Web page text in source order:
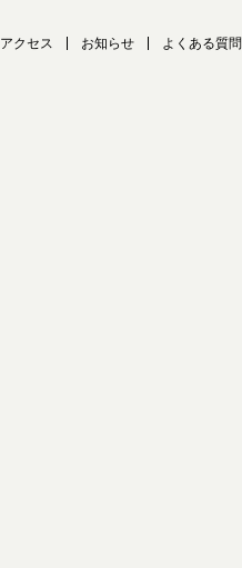
アクセス お知らせ よくある質問